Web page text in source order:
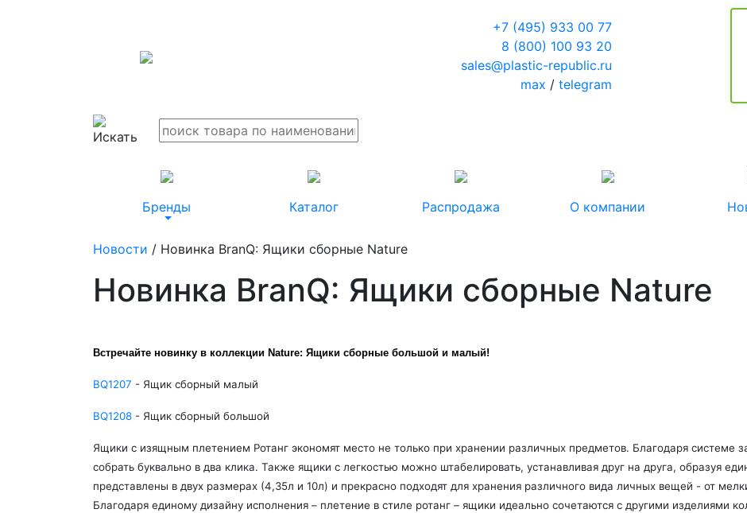
+7 (495) 933 00 77
8 (800) 100 93 20
sales@plastic-republic.ru
max / telegram
Бренды Каталог Распродажа О компании
Новости / Новинка BranQ: Ящики сборные Nature
Новинка BranQ: Ящики сборные Nature
Встречайте новинку в коллекции Nature: Ящики сборные большой и малый!
BQ1207 - Ящик сборный малый
BQ1208 - Ящик сборный большой
Ящики с изящным плетением Ротанг экономят место не только при хранении различных предметов. Благодаря системе
собрать буквально в два клика. Также ящики с легкостью можно штабелировать, устанавливая друг на друга, образуя
представлены в двух размерах (4,35л и 10л) и прекрасно подходят для хранения различного вида личных вещей - от
Благодаря единому дизайну исполнения – плетение в стиле ротанг – ящики идеально сочетаются с другими изделиями